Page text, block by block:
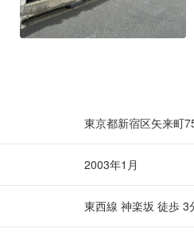
東京都新宿区矢来町
2003年1月
東西線 神楽坂 徒歩 3